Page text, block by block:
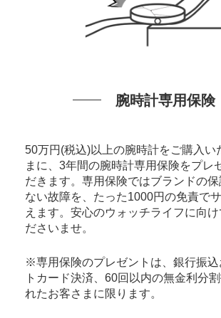
腕時計専用保険
50万円(税込)以上の腕時計をご購入い
まに、3年間の腕時計専用保険をプレ
だきます。専用保険ではブランドの
ない故障を、たった1000円の免責で
えます。安心のウォッチライフに向け
ださいませ。
※専用保険のプレゼントは、銀行振込
トカード決済、60回以内の無金利分
れたお客さまに限ります。